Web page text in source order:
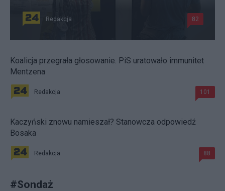
Redakcja 82
Koalicja przegrała głosowanie. PiS uratowało immunitet
Mentzena
Redakcja 101
Kaczyński znowu namieszał? Stanowcza odpowiedź
Bosaka
Redakcja 88
#Sondaż